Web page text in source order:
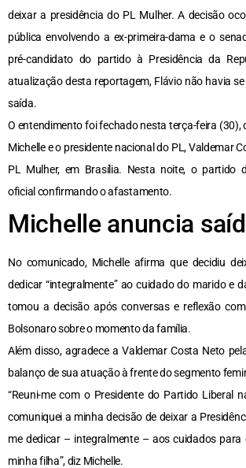
deixar a presidência do PL Mulher. A decisão
pública envolvendo a ex-primeira-dama e o
pré-candidato do partido à Presidência da
atualização desta reportagem, Flávio não havia
saída.
O entendimento foi fechado nesta terça-feira (30),
Michelle e o presidente nacional do PL, Valdemar
PL Mulher, em Brasília. Nesta noite, o partido
oficial confirmando o afastamento.
Michelle anuncia
No comunicado, Michelle afirma que decidiu
dedicar “integralmente” ao cuidado do marido e
tomou a decisão após conversas e reflexão
Bolsonaro sobre o momento da família.
Além disso, agradece a Valdemar Costa Neto
balanço de sua atuação à frente do segmento
“Reuni-me com o Presidente do Partido Liberal
comuniquei a minha decisão de deixar a
me dedicar – integralmente – aos cuidados
minha filha”, diz Michelle.